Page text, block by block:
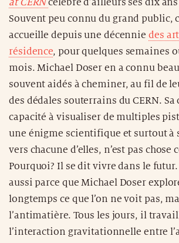
at CERN célèbre d’ailleurs ses dix
Souvent peu connu du grand public,
accueille depuis une décennie des
résidence, pour quelques semaines
mois. Michael Doser en a connu
souvent aidés à cheminer, au fil de
des dédales souterrains du CERN. Sa
capacité à visualiser de multiples
une énigme scientifique et surtout à
vers chacune d’elles, n’est pas chose
Pourquoi? Il se dit vivre dans le
aussi parce que Michael Doser
longtemps ce que l’on ne voit pas,
l’antimatière. Tous les jours, il
l’interaction gravitationnelle entre